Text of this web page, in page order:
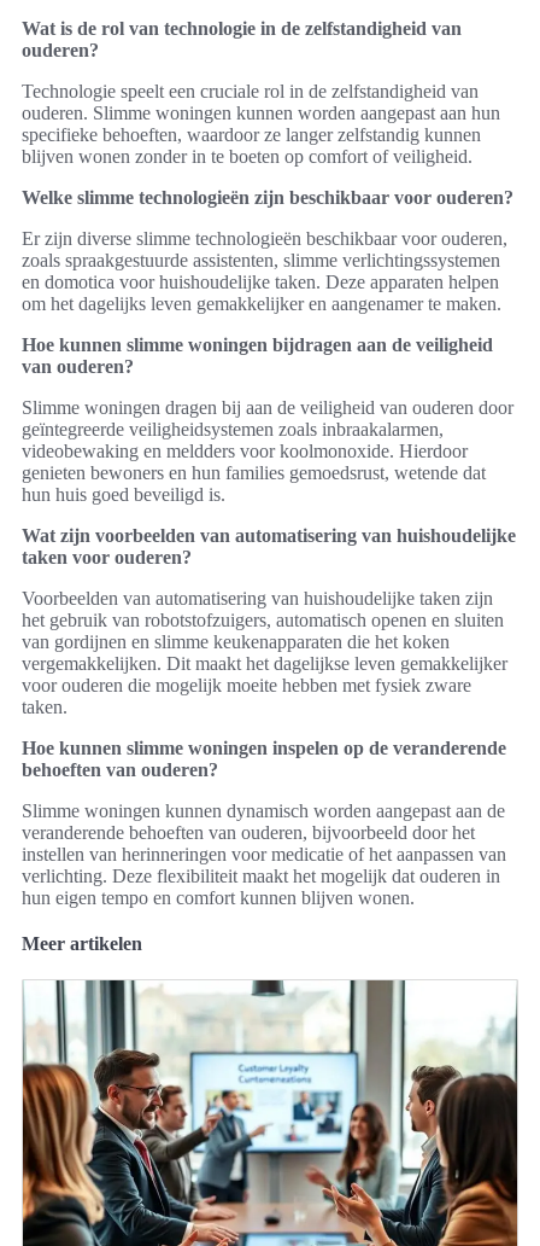
Wat is de rol van technologie in de zelfstandigheid van
ouderen?
Technologie speelt een cruciale rol in de zelfstandigheid van
ouderen. Slimme woningen kunnen worden aangepast aan hun
specifieke behoeften, waardoor ze langer zelfstandig kunnen
blijven wonen zonder in te boeten op comfort of veiligheid.
Welke slimme technologieën zijn beschikbaar voor ouderen?
Er zijn diverse slimme technologieën beschikbaar voor ouderen,
zoals spraakgestuurde assistenten, slimme verlichtingssystemen
en domotica voor huishoudelijke taken. Deze apparaten helpen
om het dagelijks leven gemakkelijker en aangenamer te maken.
Hoe kunnen slimme woningen bijdragen aan de veiligheid
van ouderen?
Slimme woningen dragen bij aan de veiligheid van ouderen door
geïntegreerde veiligheidsystemen zoals inbraakalarmen,
videobewaking en meldders voor koolmonoxide. Hierdoor
genieten bewoners en hun families gemoedsrust, wetende dat
hun huis goed beveiligd is.
Wat zijn voorbeelden van automatisering van huishoudelijke
taken voor ouderen?
Voorbeelden van automatisering van huishoudelijke taken zijn
het gebruik van robotstofzuigers, automatisch openen en sluiten
van gordijnen en slimme keukenapparaten die het koken
vergemakkelijken. Dit maakt het dagelijkse leven gemakkelijker
voor ouderen die mogelijk moeite hebben met fysiek zware
taken.
Hoe kunnen slimme woningen inspelen op de veranderende
behoeften van ouderen?
Slimme woningen kunnen dynamisch worden aangepast aan de
veranderende behoeften van ouderen, bijvoorbeeld door het
instellen van herinneringen voor medicatie of het aanpassen van
verlichting. Deze flexibiliteit maakt het mogelijk dat ouderen in
hun eigen tempo en comfort kunnen blijven wonen.
Meer artikelen